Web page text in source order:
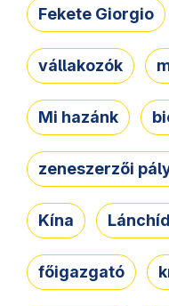
Fekete Giorgio
vállakozók
Mi hazánk
zeneszerzői
Kína
főigazgató